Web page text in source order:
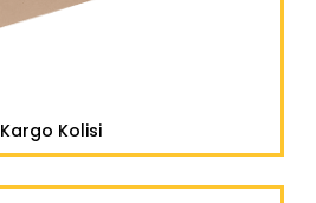
Kargo Kolisi